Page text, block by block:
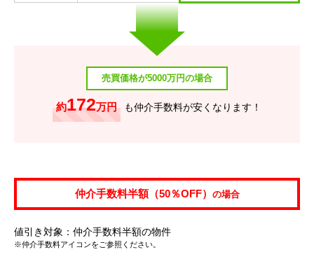
売買価格が5000万円の場合
約172万円 も仲介手数料が安くなります！
仲介手数料半額（50％OFF） の場合
値引き対象：仲介手数料半額の物件
※仲介手数料アイコンをご参照ください。